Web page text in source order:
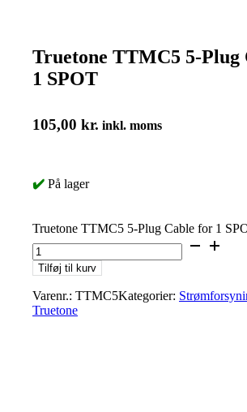
Truetone TTMC5 5-Plug
1 SPOT
105,00 kr. inkl. moms
✔️ På lager
Truetone TTMC5 5-Plug Cable for 1
Tilføj til kurv
Varenr.: TTMC5Kategorier:
Truetone